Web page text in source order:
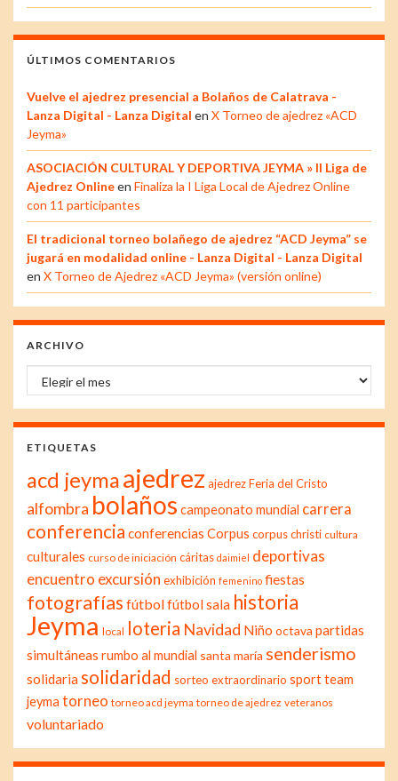
ÚLTIMOS COMENTARIOS
Vuelve el ajedrez presencial a Bolaños de Calatrava -
Lanza Digital - Lanza Digital en X Torneo de ajedrez «ACD
Jeyma»
ASOCIACIÓN CULTURAL Y DEPORTIVA JEYMA » II Liga de
Ajedrez Onlineen Finaliza la I Liga Local de Ajedrez Online
con 11 participantes
El tradicional torneo bolañego de ajedrez “ACD Jeyma” se
jugará en modalidad online - Lanza Digital - Lanza Digital
en X Torneo de Ajedrez «ACD Jeyma» (versión online)
ARCHIVO
Archivo
ETIQUETAS
acd jeymaajedrez ajedrez Feria del Cristo
alfombra bolaños campeonato mundial carrera
conferencia conferencias Corpus corpus christi cultura
culturales curso de iniciación cáritas daimiel deportivas
encuentro excursión exhibición femenino fiestas
fotografías fútbolfútbol sala historia
Jeyma local loteria Navidad Niño octava partidas
simultáneas rumbo al mundial santa maría senderismo
solidariasolidaridad sorteo extraordinario sport team
jeyma torneo torneo acd jeyma torneo de ajedrez veteranos
voluntariado